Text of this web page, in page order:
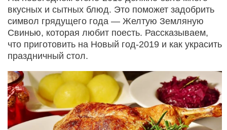
вкусных и сытных блюд. Это поможет задобрить
символ грядущего года — Желтую Земляную
Свинью, которая любит поесть. Рассказываем,
что приготовить на Новый год-2019 и как украсить
праздничный стол.